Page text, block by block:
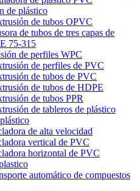
de plástico
de tubos OPVC
de tubos de tres capas de
75-315
de perfiles WPC
de perfiles de PVC
de tubos de PVC
de tubos de HDPE
de tubos PPR
de tableros de plástico
de alta velocidad
vertical de PVC
horizontal de PVC
automático de compuestos